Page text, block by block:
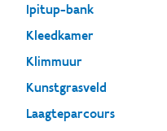
Ipitup-bank
Kleedkamer
Klimmuur
Kunstgrasveld
Laagteparcours